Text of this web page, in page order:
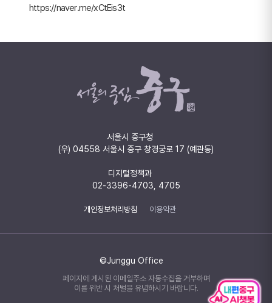
https://naver.me/xCtEis3t
서울시 중구청
(우) 04558 서울시 중구 창경궁로 17 (예관동)
디지털정책과
02-3396-4703, 4705
개인정보처리방침 이용약관
©Junggu Office
페이지에 게시된 이메일주소 자동수집을 거부하며
이를 위반 시 처벌을 유념하시기 바랍니다.